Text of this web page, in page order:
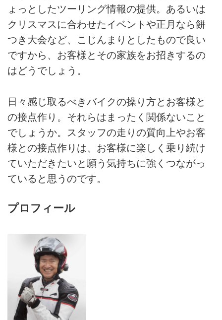
ょっとしたツーリング情報の提供。あるいは
クリスマスに合わせたイベントや正月なら餅
つき大会など、こじんまりとしたもので良い
ですから、お客様とその家族をお招きするの
はどうでしょう。
日々感じ取るべきバイクの操り方とお客様と
の接点作り。それらはまったく関係ないこと
でしょうか。スタッフの走りの質向上やお客
様との接点作りは、お客様に楽しく乗り続け
ていただきたいと願う気持ちに強くつながっ
ていると思うのです。
プロフィール